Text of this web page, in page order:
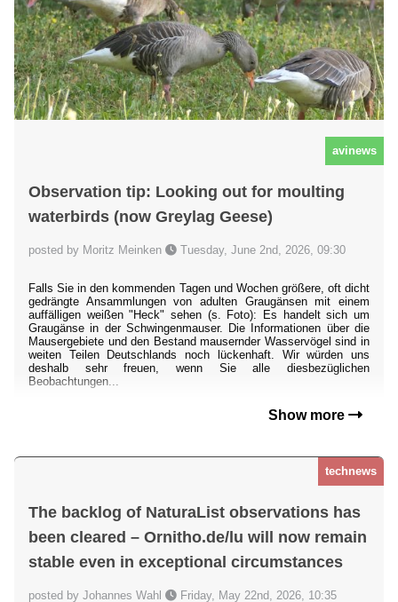
avinews
Observation tip: Looking out for moulting
waterbirds (now Greylag Geese)
posted by Moritz Meinken Tuesday, June 2nd, 2026, 09:30
Falls Sie in den kommenden Tagen und Wochen größere, oft dicht
gedrängte Ansammlungen von adulten Graugänsen mit einem
auffälligen weißen "Heck" sehen (s. Foto): Es handelt sich um
Graugänse in der Schwingenmauser. Die Informationen über die
Mausergebiete und den Bestand mausernder Wasservögel sind in
weiten Teilen Deutschlands noch lückenhaft. Wir würden uns
deshalb sehr freuen, wenn Sie alle diesbezüglichen
Beobachtungen...
Show more
technews
The backlog of NaturaList observations has
been cleared – Ornitho.de/lu will now remain
stable even in exceptional circumstances
posted by Johannes Wahl Friday, May 22nd, 2026, 10:35